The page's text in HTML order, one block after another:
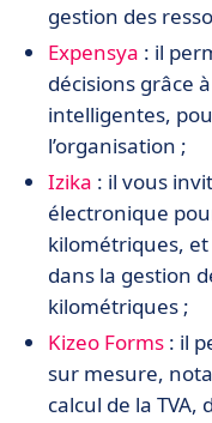
gestion des
Expensya : il
décisions grâce
intelligentes,
l’organisation ;
Izika : il vous
électronique
kilométriques,
dans la gestion
kilométriques ;
Kizeo Forms : il
sur mesure,
calcul de la